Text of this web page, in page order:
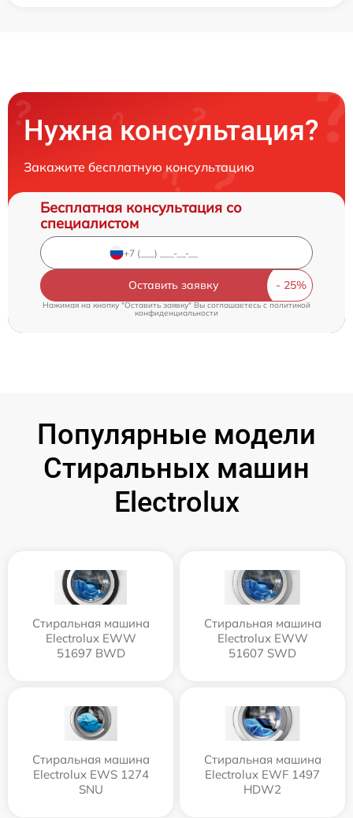
Нужна консультация?
Закажите бесплатную консультацию
Бесплатная консультация со
специалистом
Оставить заявку
Нажимая на кнопку "Оставить заявку" Вы соглашаетесь cполитикой
конфиденциальности
Популярные модели
Стиральных машин
Electrolux
Стиральная машина
Electrolux EWW
51697 BWD
Стиральная машина
Electrolux EWW
51607 SWD
Стиральная машина
Electrolux EWS 1274
SNU
Стиральная машина
Electrolux EWF 1497
HDW2